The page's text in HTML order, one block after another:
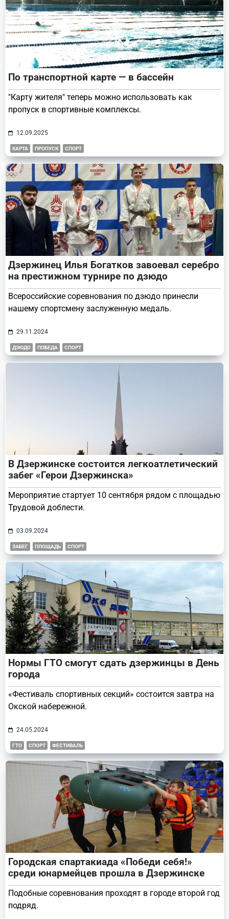
По транспортной карте — в бассейн
"Карту жителя" теперь можно использовать как
пропуск в спортивные комплексы.
12.09.2025
КАРТА ПРОПУСК СПОРТ
Дзержинец Илья Богатков завоевал серебро
на престижном турнире по дзюдо
Всероссийские соревнования по дзюдо принесли
нашему спортсмену заслуженную медаль.
29.11.2024
ДЗЮДО ПОБЕДА СПОРТ
В Дзержинске состоится легкоатлетический
забег «Герои Дзержинска»
Мероприятие стартует 10 сентября рядом с площадью
Трудовой доблести.
03.09.2024
ЗАБЕГ ПЛОЩАДЬ СПОРТ
Нормы ГТО смогут сдать дзержинцы в День
города
«Фестиваль спортивных секций» состоится завтра на
Окской набережной.
24.05.2024
ГТО СПОРТ ФЕСТИВАЛЬ
Городская спартакиада «Победи себя!»
среди юнармейцев прошла в Дзержинске
Подобные соревнования проходят в городе второй год
подряд.